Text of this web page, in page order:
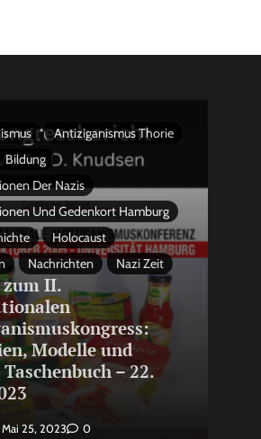
Antiziganismus Thorie
Bildung
Der Nazis
Und Gedenkort Hamburg
Holocaust
Nachrichten Nazi Zeit
II.
Modelle und
– 22.
Mai 25, 2023 0